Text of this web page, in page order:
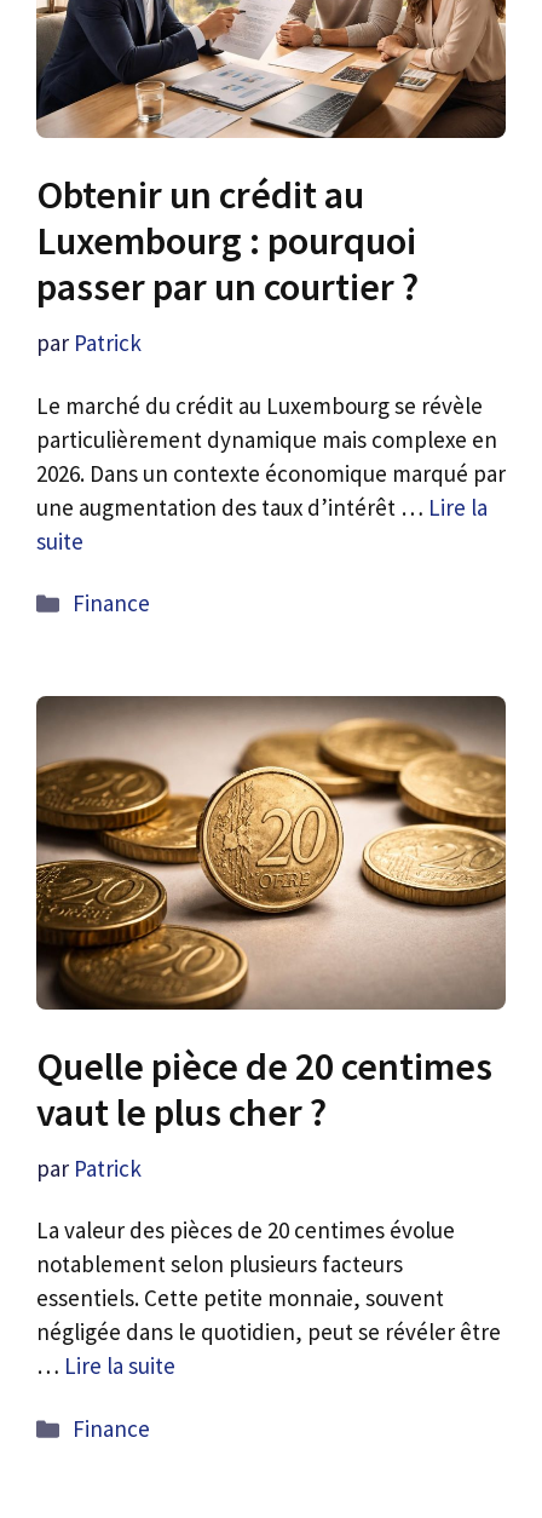
Obtenir un crédit au
Luxembourg : pourquoi
passer par un courtier ?
par Patrick
Le marché du crédit au Luxembourg se révèle
particulièrement dynamique mais complexe en
2026. Dans un contexte économique marqué par
une augmentation des taux d’intérêt … Lire la
suite
Catégories
Finance
Quelle pièce de 20 centimes
vaut le plus cher ?
par Patrick
La valeur des pièces de 20 centimes évolue
notablement selon plusieurs facteurs
essentiels. Cette petite monnaie, souvent
négligée dans le quotidien, peut se révéler être
… Lire la suite
Catégories
Finance